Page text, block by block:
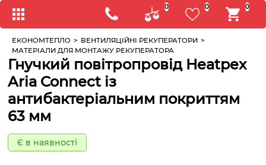
0 0 0
ЕКОНОМТЕПЛО > ВЕНТИЛЯЦІЙНІ РЕКУПЕРАТОРИ >
МАТЕРІАЛИ ДЛЯ МОНТАЖУ РЕКУПЕРАТОРА
Гнучкий повітропровід Heatpex
Aria Connect із
антибактеріальним покриттям
63 мм
Є в наявності